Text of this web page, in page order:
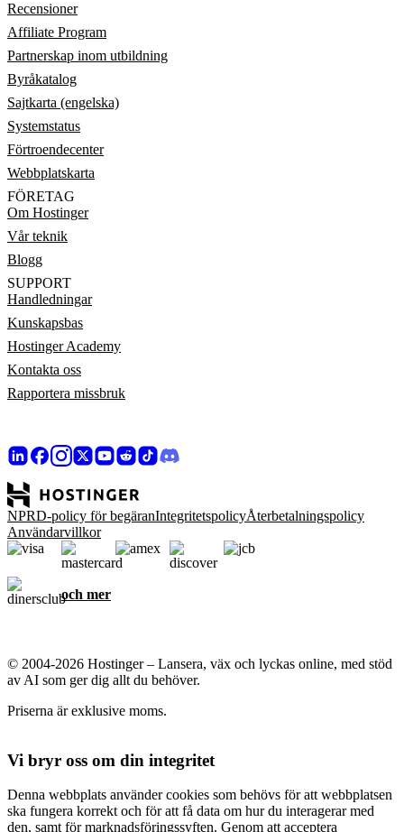
Recensioner
Affiliate Program
Partnerskap inom utbildning
Byråkatalog
Sajtkarta (engelska)
Systemstatus
Förtroendecenter
Webbplatskarta
FÖRETAG
Om Hostinger
Vår teknik
Blogg
SUPPORT
Handledningar
Kunskapsbas
Hostinger Academy
Kontakta oss
Rapportera missbruk
NPRD-policy för begäranIntegritetspolicyÅterbetalningspolicy
Användarvillkor
och mer
© 2004-2026 Hostinger – Lansera, väx och lyckas online, med stöd
av AI som ger dig allt du behöver.
Priserna är exklusive moms.
Vi bryr oss om din integritet
Denna webbplats använder cookies som behövs för att webbplatsen
ska fungera korrekt och för att få data om hur du interagerar med
den, samt för marknadsföringssyften. Genom att acceptera